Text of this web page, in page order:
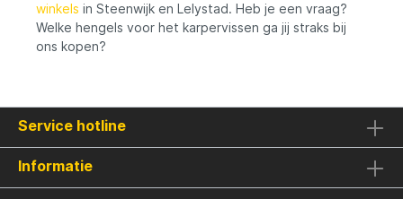
winkels in Steenwijk en Lelystad. Heb je een vraag?
Welke hengels voor het karpervissen ga jij straks bij
ons kopen?
Service hotline
Informatie